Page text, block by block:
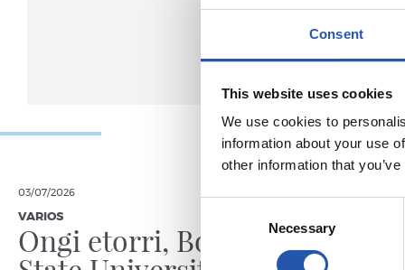
Consent
This website uses cookies
We use cookies to
information about your use
other information that
Necessary
03/07/2026
VARIOS
Ongi etorri, Boise